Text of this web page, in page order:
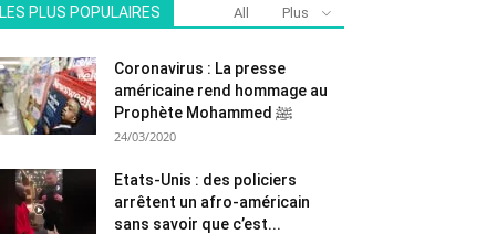
LES PLUS POPULAIRES All Plus
Coronavirus : La presse
américaine rend hommage au
Prophète Mohammed ﷺ
24/03/2020
Etats-Unis : des policiers
arrêtent un afro-américain
sans savoir que c’est...